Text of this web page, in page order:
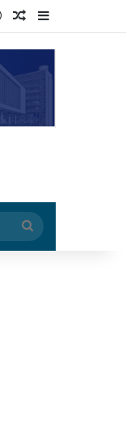
Log InRandom Article
Sidebar
Buscar
por